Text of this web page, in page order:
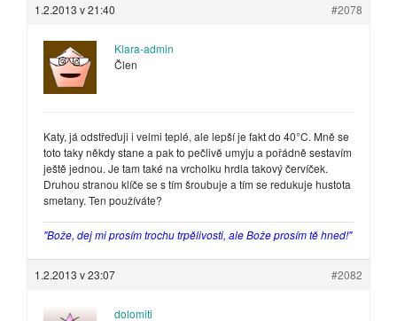
1.2.2013 v 21:40 #2078
Klara-admin
Člen
Katy, já odstřeďuji i velmi teplé, ale lepší je fakt do 40°C. Mně se
toto taky někdy stane a pak to pečlivě umyju a pořádně sestavím
ještě jednou. Je tam také na vrcholku hrdla takový červíček.
Druhou stranou klíče se s tím šroubuje a tím se redukuje hustota
smetany. Ten používáte?
"Bože, dej mi prosím trochu trpělivosti, ale Bože prosím tě hned!"
1.2.2013 v 23:07 #2082
dolomiti